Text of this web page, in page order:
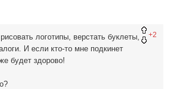
+2
логотипы, верстать буклеты,
И если кто-то мне подкинет
будет здорово!